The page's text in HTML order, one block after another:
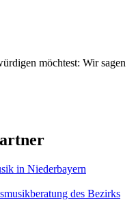
möchtest: Wir sagen
in Niederbayern
des Bezirks